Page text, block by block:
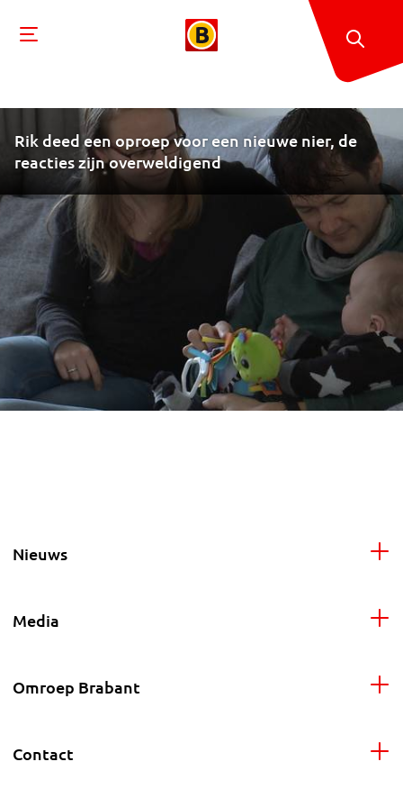
Rik deed een oproep voor een nieuwe nier, de
reacties zijn overweldigend
Nieuws
Media
Omroep Brabant
Contact